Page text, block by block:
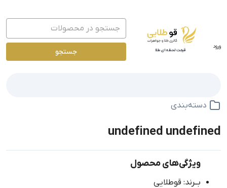
ورود
قیمت لحظه ای طلا جستجو
دسته‌بندی
undefined undefined
ویژگی‌های محصول
بــرند: قوطلایی